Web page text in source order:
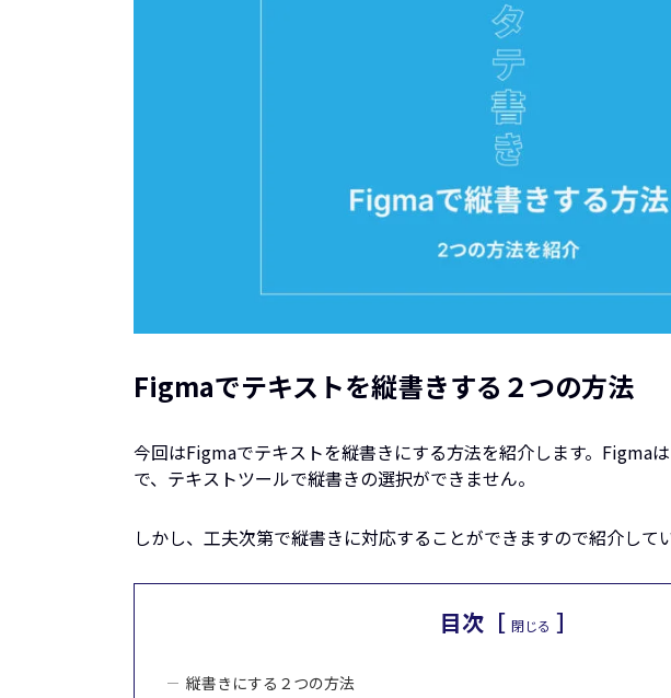
Figmaでテキストを縦書きする２つの方法
今回はFigmaでテキストを縦書きにする方法を紹介します。Figma
で、テキストツールで縦書きの選択ができません。
しかし、工夫次第で縦書きに対応することができますので紹介して
目次［ 閉じる ］
縦書きにする２つの方法